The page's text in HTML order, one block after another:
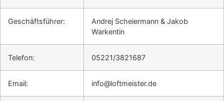
Geschäftsführer:
Andrej Scheiermann & Jakob
Warkentin
Telefon: 05221/3821687
Email: info@loftmeister.de